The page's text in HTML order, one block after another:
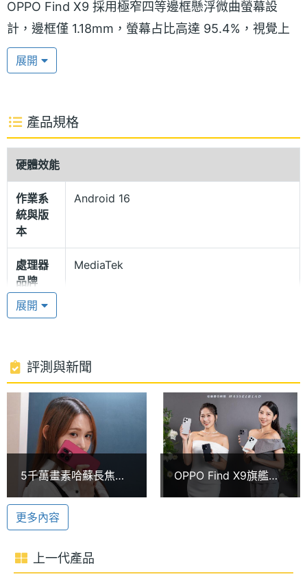
OPPO Find X9 採用極窄四等邊框懸浮微曲螢幕設
計，邊框僅 1.18mm，螢幕占比高達 95.4%，視覺上
更顯沉浸。配備 6.59 吋 2,760 x 1,256pixels 解析度
ProHDR 螢幕，支援 120Hz 更新率，局部峰值亮度最
過德國萊茵 TÜV 護眼認證與 SGS 認證，並支援最低
1nit 亮度、3840Hz 高頻 PWM 調光，在各種環境下
都能維持明亮、自然且舒適的觀看體驗。
一體式冷雕玻璃工藝
OPPO Find X9 以輕薄流暢的機身設計為核心，採用
平面螢幕並大幅降低鏡頭模組的凸起，帶來更舒適、
貼手的握持手感。機身具備 IP66 / IP68 / IP69 防塵防
水等級，並支援濕手觸控。外觀採用一體成型冷雕玻
璃工藝，細緻的磨砂質感兼具高級手感與耐磨耐刮特
具。
聯發科天璣 9500 處理器
OPPO Find X9 運行 Android 16 作業系統、ColorOS
16 操作介面，搭載 3 奈米製程的聯發科天璣 9500 八
核心處理器。結合潮汐引擎以及系統級智慧記憶體調
節技術，運存 LPDDR 帶寬提升 12%、CPU 單核性能
可提升 22%、GPU 性能提升 11%，結合高性能石墨與
更大散熱板的冰河散熱系統，高負載狀態也能保持穩
定運行。配備 7,025mAh 電池，支援 80W
展開
產品規格
硬體效能
作業系
統與版
本
Android 16
處理器
品牌
MediaTek
處理器
處理器
時脈
4.21+3.5+2.7 GHz
處理器
核心數
8
圖形處
理器
Mali-G1 Ultra MC12
RAM記
憶體
記憶體
LPDDR5X
展開
評測與新聞
5千萬畫素哈蘇長焦鏡
頭手機 OPPO Find X9
開箱跑分與相機實測
OPPO Find X9旗艦系
列發表、規格差異一次
更多內容
上一代產品